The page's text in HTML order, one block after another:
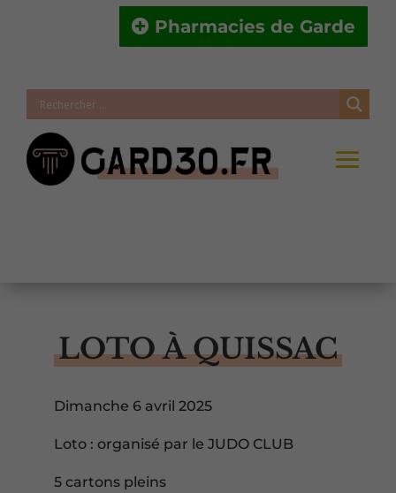
Pharmacies de Garde
LOTO À QUISSAC
Dimanche 6 avril 2025
Loto : organisé par le JUDO CLUB
5 cartons pleins